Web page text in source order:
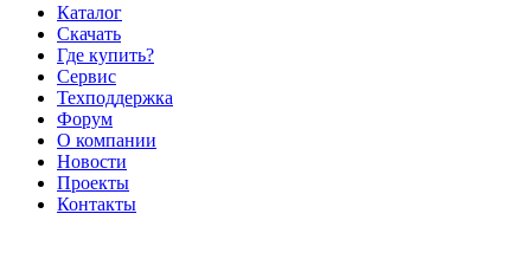
Каталог
Скачать
Где купить?
Сервис
Техподдержка
Форум
О компании
Новости
Проекты
Контакты